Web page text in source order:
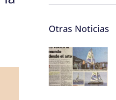
Otras Noticias